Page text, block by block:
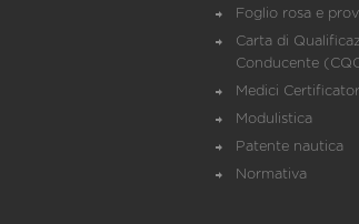
Foglio rosa e
Carta di
Conducente
Medici
Modulistica
Patente nautica
Normativa